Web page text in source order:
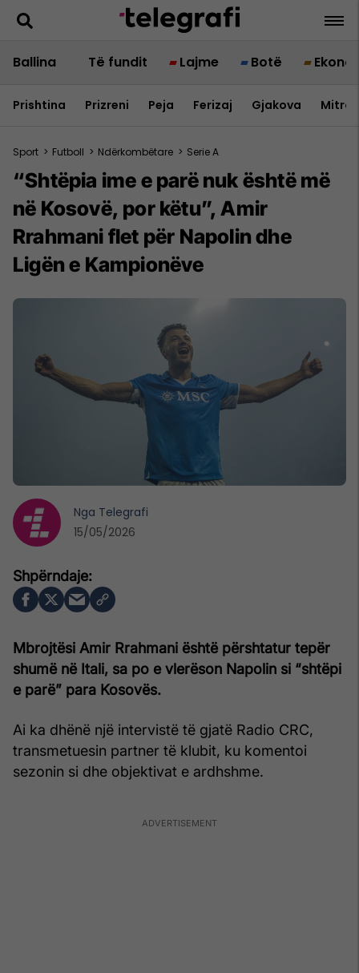
Ballina Të fundit Lajme Botë
Prishtina Prizreni Peja Ferizaj Gjakova
Sport > Futboll > Ndërkombëtare > Serie A
“Shtëpia ime e parë nuk është më
në Kosovë, por këtu”, Amir
Rrahmani flet për Napolin dhe
Ligën e Kampionëve
Mbrojtësi Amir Rrahmani është përshtatur tepër
shumë në Itali, sa po e vlerëson Napolin si “shtëpi
e parë” para Kosovës.
Ai ka dhënë një intervistë të gjatë Radio CRC,
transmetuesin partner të klubit, ku komentoi
sezonin si dhe objektivat e ardhshme.
Nga Telegrafi
15/05/2026